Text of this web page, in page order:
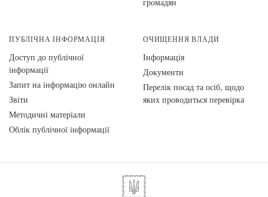
ПУБЛІЧНА ІНФОРМАЦІЯ
Доступ до публічної
інформації
Запит на інформацію онлайн
Звіти
Методичні матеріали
Облік публічної інформації
ОЧИЩЕННЯ ВЛАДИ
Інформація
Документи
Перелік посад та осіб, щодо
яких проводиться перевірка